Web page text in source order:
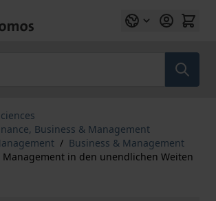
Business & Management
/ Business & Management
in den unendlichen Weiten